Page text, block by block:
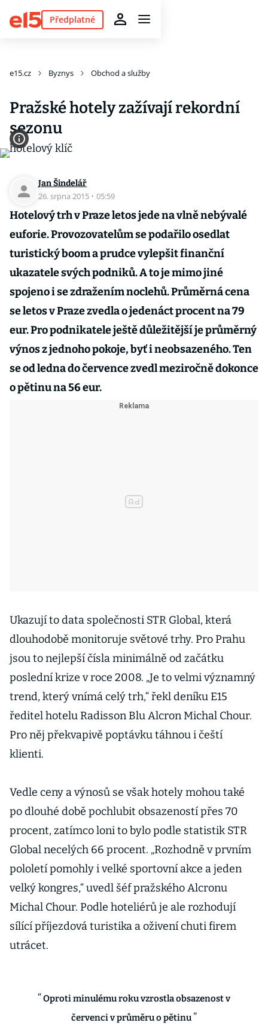
Předplatné
e15.cz Byznys Obchod a služby
Pražské hotely zažívají rekordní
sezonu
Jan Šindelář
26. srpna 2015 · 05:59
Hotelový trh v Praze letos jede na vlně nebývalé
euforie. Provozovatelům se podařilo osedlat
turistický boom a prudce vylepšit finanční
ukazatele svých podniků. A to je mimo jiné
spojeno i se zdražením noclehů. Průměrná cena
se letos v Praze zvedla o jedenáct procent na 79
eur. Pro podnikatele ještě důležitější je průměrný
výnos z jednoho pokoje, byť i neobsazeného. Ten
se od ledna do července zvedl meziročně dokonce
o pětinu na 56 eur.
Ukazují to data společnosti STR Global, která
dlouhodobě monitoruje světové trhy. Pro Prahu
jsou to nejlepší čísla minimálně od začátku
poslední krize v roce 2008. „Je to velmi významný
trend, který vnímá celý trh,“ řekl deníku E15
ředitel hotelu Radisson Blu Alcron Michal Chour.
Pro něj překvapivě poptávku táhnou i čeští
klienti.
Vedle ceny a výnosů se však hotely mohou také
po dlouhé době pochlubit obsazeností přes 70
procent, zatímco loni to bylo podle statistik STR
Global necelých 66 procent. „Rozhodně v prvním
pololetí pomohly i velké sportovní akce a jeden
velký kongres,“ uvedl šéf pražského Alcronu
Michal Chour. Podle hoteliérů je ale rozhodují
sílící příjezdová turistika a oživení chuti firem
utrácet.
Oproti minulému roku vzrostla obsazenost v
červenci v průměru o pětinu